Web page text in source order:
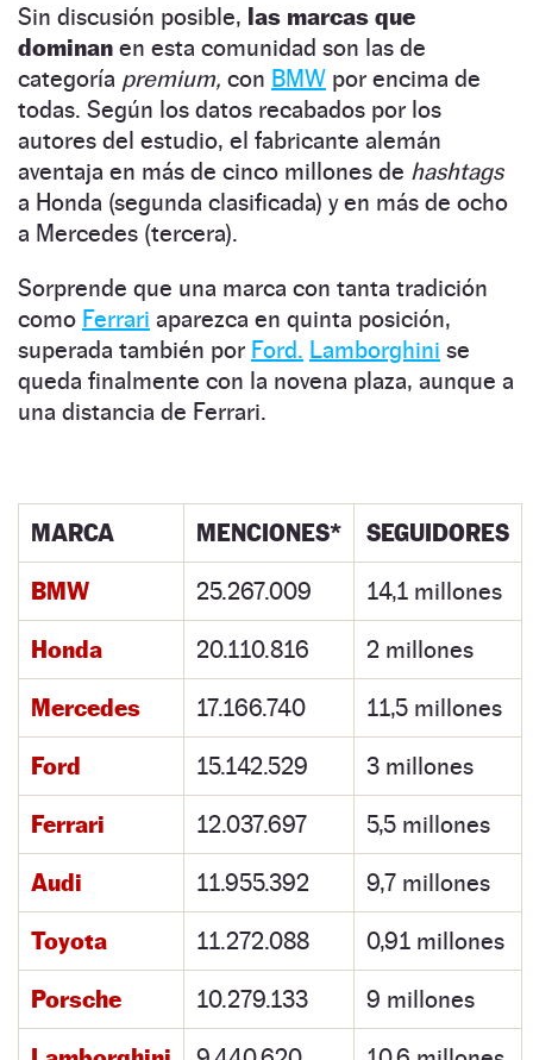
Sin discusión posible, las marcas que
dominan en esta comunidad son las de
categoría premium, con BMW por encima de
todas. Según los datos recabados por los
autores del estudio, el fabricante alemán
aventaja en más de cinco millones de hashtags
a Honda (segunda clasificada) y en más de ocho
a Mercedes (tercera).
Sorprende que una marca con tanta tradición
como Ferrari aparezca en quinta posición,
superada también por Ford. Lamborghini se
queda finalmente con la novena plaza, aunque a
una distancia de Ferrari.
MARCA MENCIONES* SEGUIDORES
BMW 25.267.009 14,1 millones
Honda 20.110.816 2 millones
Mercedes 17.166.740 11,5 millones
Ford 15.142.529 3 millones
Ferrari 12.037.697 5,5 millones
Audi 11.955.392 9,7 millones
Toyota 11.272.088 0,91 millones
Porsche 10.279.133 9 millones